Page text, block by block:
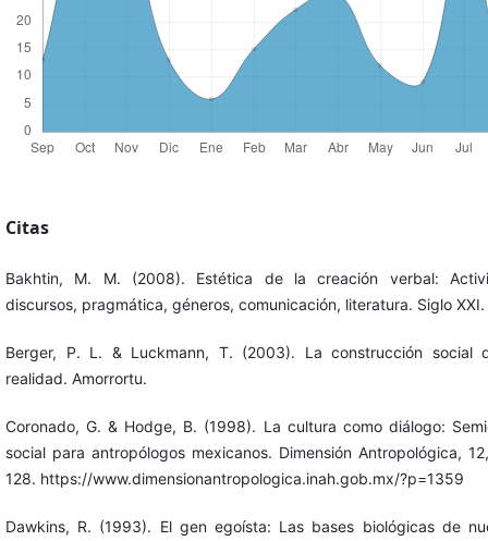
Citas
Bakhtin, M. M. (2008). Estética de la creación verbal:
discursos, pragmática, géneros, comunicación, literatura. Siglo XXI.
Berger, P. L. & Luckmann, T. (2003). La construcción social
realidad. Amorrortu.
Coronado, G. & Hodge, B. (1998). La cultura como diálogo:
social para antropólogos mexicanos. Dimensión Antropológica,
128. https://www.dimensionantropologica.inah.gob.mx/?p=1359
Dawkins, R. (1993). El gen egoísta: Las bases biológicas de